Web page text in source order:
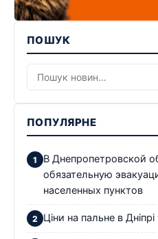
ПОШУК
ПОПУЛЯРНЕ
В Днепропетровской
обязательную
населенных пунктов
Ціни на пальне в